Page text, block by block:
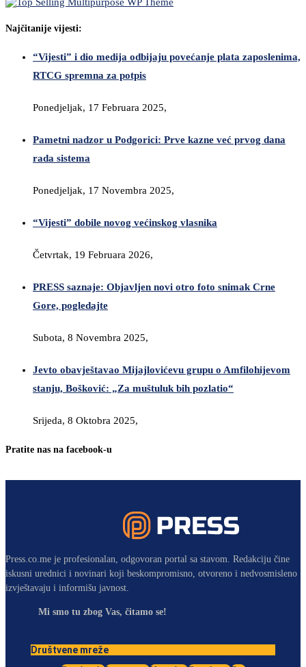
Najčitanije vijesti:
“Vijesti” i dio medija odbijaju povećanje plata zaposlenima,
RTCG spremna za potpis
Ponedjeljak, 17 Februara 2025,
Pametni nadzor u Podgorici: Prve kazne već prvog dana
rada sistema
Ponedjeljak, 17 Novembra 2025,
“Vijesti” dobile novog većinskog vlasnika
Četvrtak, 19 Februara 2026,
PRESS saznaje: Objavljen novi otro foto snimak Crne
Gore, pogledajte
Subota, 8 Novembra 2025,
Jevto obavještavao Mijajlovićevu grupu o Amfilohijevom
stanju, Bošković: „Za muštuluk bih pozlatio“
Srijeda, 8 Oktobra 2025,
Pratite nas na facebook-u
Press.co.me je profesionalan, odgovoran portal sa stavom. Redakciju čine
iskusni urednici i novinari koji beskompromisno, otvoreno i nedvosmisleno
izvještavaju i informišu javnost.
Mi smo tu zbog Vas, čitamo se!
Društvene mreže